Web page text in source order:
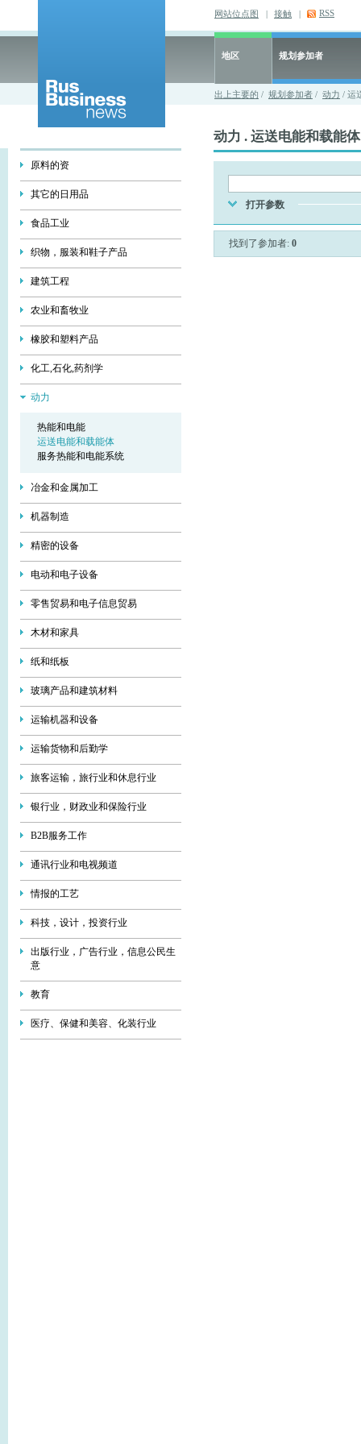
网站位点图 | 接触 | RSS
地区 规划参加者
出上主要的 / 规划参加者 / 动力 / 运
原料的资
其它的日用品
食品工业
织物，服装和鞋子产品
建筑工程
农业和畜牧业
橡胶和塑料产品
化工,石化,药剂学
动力
热能和电能
运送电能和载能体
服务热能和电能系统
冶金和金属加工
机器制造
精密的设备
电动和电子设备
零售贸易和电子信息贸易
木材和家具
纸和纸板
玻璃产品和建筑材料
运输机器和设备
运输货物和后勤学
旅客运输，旅行业和休息行业
银行业，财政业和保险行业
В2В服务工作
通讯行业和电视频道
情报的工艺
科技，设计，投资行业
出版行业，广告行业，信息公民生
意
教育
医疗、保健和美容、化装行业
动力 . 运送电能和载能体
打开参数
找到了参加者: 0